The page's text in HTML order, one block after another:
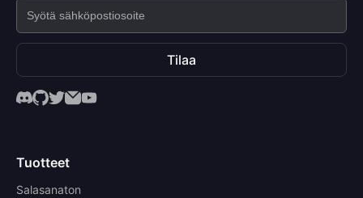
Tilaa
Tuotteet
Salasanaton